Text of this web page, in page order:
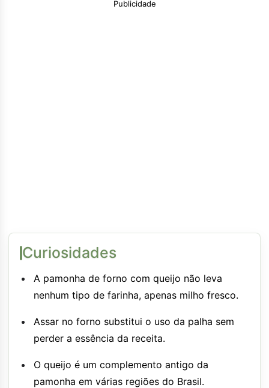
Publicidade
Curiosidades
A pamonha de forno com queijo não leva
nenhum tipo de farinha, apenas milho fresco.
Assar no forno substitui o uso da palha sem
perder a essência da receita.
O queijo é um complemento antigo da
pamonha em várias regiões do Brasil.